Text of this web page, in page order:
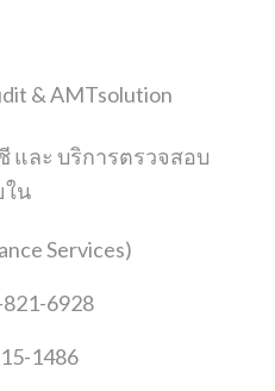
& AMTsolution
และ บริการตรวจสอบ
ใน
Services)
6928
1486